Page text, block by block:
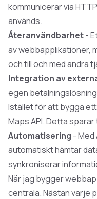
kommunicerar via
används.
Återanvändbarhet-
av webbapplikationer,
och till och med andra
Integration av
egen betalningslösning
Istället för att bygga
Maps API. Detta
Automatisering - Med
automatiskt hämtar
synkroniserar
När jag bygger
centrala. Nästan varje